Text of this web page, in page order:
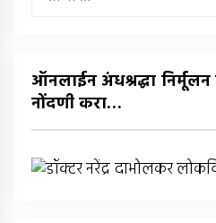
ऑनलाईन अंधश्रद्धा
नोंदणी करा…